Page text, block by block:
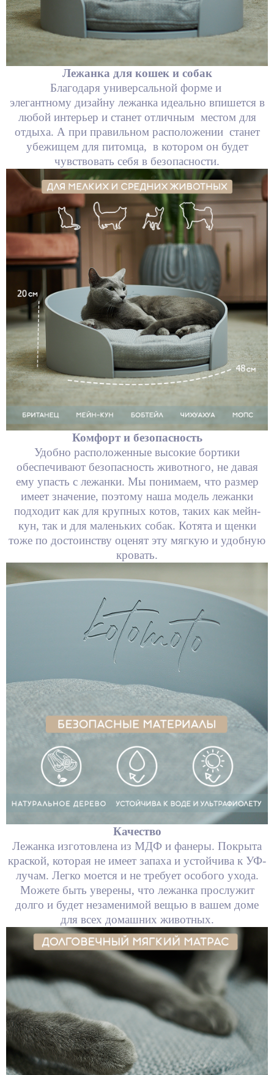
Лежанка для кошек и собак
Благодаря универсальной форме и
элегантному дизайну лежанка идеально впишется в
любой интерьер и станет отличным местом для
отдыха. А при правильном расположении станет
убежищем для питомца, в котором он будет
чувствовать себя в безопасности.
Комфорт и безопасность
Удобно расположенные высокие бортики
обеспечивают безопасность животного, не давая
ему упасть с лежанки. Мы понимаем, что размер
имеет значение, поэтому наша модель лежанки
подходит как для крупных котов, таких как мейн-
кун, так и для маленьких собак. Котята и щенки
тоже по достоинству оценят эту мягкую и удобную
кровать.
Качество
Лежанка изготовлена из МДФ и фанеры. Покрыта
краской, которая не имеет запаха и устойчива к УФ-
лучам. Легко моется и не требует особого ухода.
Можете быть уверены, что лежанка прослужит
долго и будет незаменимой вещью в вашем доме
для всех домашних животных.